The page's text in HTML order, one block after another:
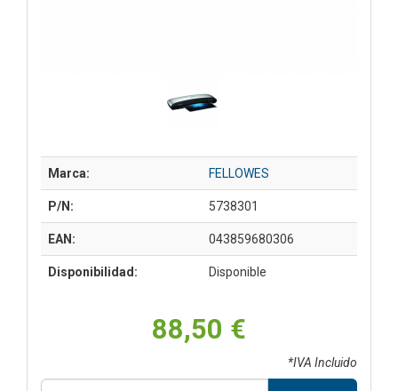
Marca: FELLOWES
P/N: 5738301
EAN: 043859680306
Disponibilidad: Disponible
88,50 €
*IVA Incluido